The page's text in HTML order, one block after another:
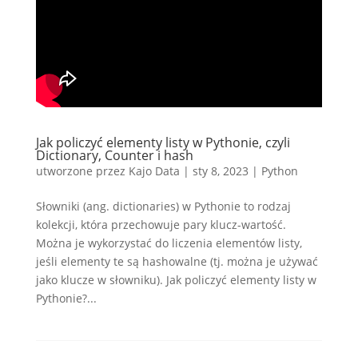
Jak policzyć elementy listy w Pythonie, czyli
Dictionary, Counter i hash
utworzone przez Kajo Data | sty 8, 2023 | Python
Słowniki (ang. dictionaries) w Pythonie to rodzaj
kolekcji, która przechowuje pary klucz-wartość.
Można je wykorzystać do liczenia elementów listy,
jeśli elementy te są hashowalne (tj. można je używać
jako klucze w słowniku). Jak policzyć elementy listy w
Pythonie?...